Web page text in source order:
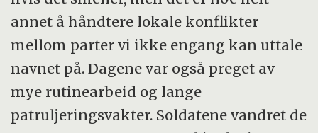
annet å håndtere lokale konflikter
mellom parter vi ikke engang kan uttale
navnet på. Dagene var også preget av
mye rutinearbeid og lange
patruljeringsvakter. Soldatene vandret de